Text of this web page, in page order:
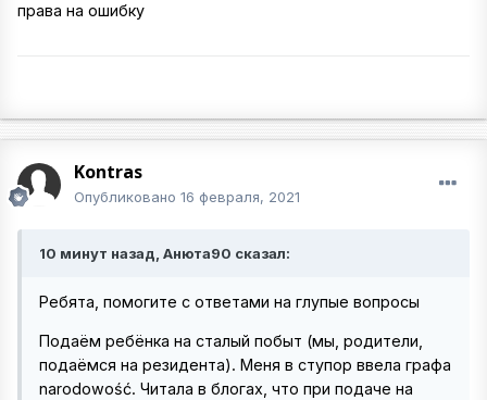
права на ошибку
Kontras
Опубликовано 16 февраля, 2021
10 минут назад, Анюта90 сказал:
Ребята, помогите с ответами на глупые вопросы
Подаём ребёнка на сталый побыт (мы, родители,
подаёмся на резидента). Меня в ступор ввела графа
narodowość. Читала в блогах, что при подаче на